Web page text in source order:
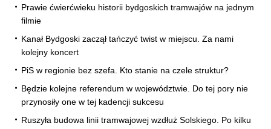
Prawie ćwierćwieku historii bydgoskich tramwajów na jednym
filmie
Kanał Bydgoski zaczął tańczyć twist w miejscu. Za nami
kolejny koncert
PiS w regionie bez szefa. Kto stanie na czele struktur?
Będzie kolejne referendum w województwie. Do tej pory nie
przynosiły one w tej kadencji sukcesu
Ruszyła budowa linii tramwajowej wzdłuż Solskiego. Po kilku